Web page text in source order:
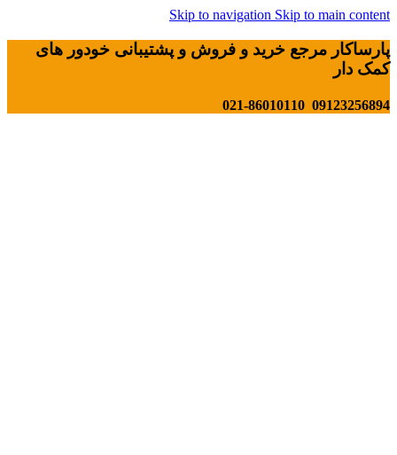
Skip to navigation Skip to main content
پارساکار مرجع خرید و فروش و پشتیبانی خودور های
کمک دار
09123256894 021-86010110